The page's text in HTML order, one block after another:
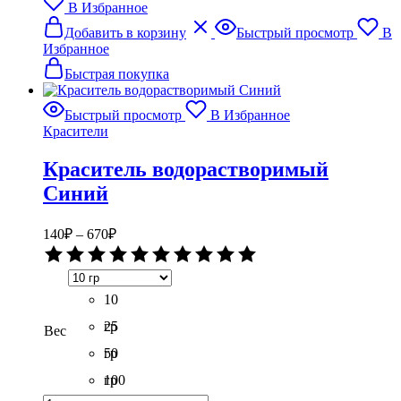
бомбочек
и
соли
Лимонный
В Избранное
Добавить в корзину
Этот
товар
вариаций.
Опции
можно
странице
товара.
Быстрый просмотр
В
Избранное
Быстрая покупка
Быстрый просмотр
В Избранное
Красители
Краситель водорастворимый
Синий
140₽ – 670₽Диапазон
цен:
140₽
–
670₽
Вес
10
гр
25
гр
50
гр
100